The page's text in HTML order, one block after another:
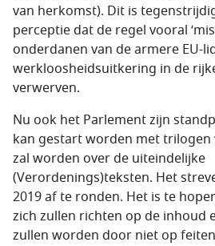
van herkomst). Dit is
perceptie dat de regel vooral
onderdanen van de armere EU-
werkloosheidsuitkering in de
verwerven.
Nu ook het Parlement zijn
kan gestart worden met
zal worden over de uiteindelijke
(Verordenings)teksten. Het
2019 af te ronden. Het is te
zich zullen richten op de inhoud
zullen worden door niet op